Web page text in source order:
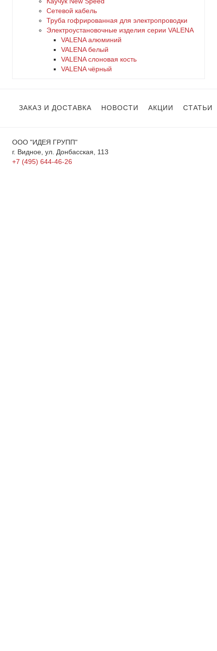
Сетевой кабель
Труба гофрированная для электропроводки
Электроустановочные изделия серии VALENA
VALENA алюминий
VALENA белый
VALENA слоновая кость
VALENA чёрный
ЗАКАЗ И ДОСТАВКА НОВОСТИ АКЦИИ СТАТЬИ
ООО "ИДЕЯ ГРУПП"
г. Видное, ул. Донбасская, 113
+7 (495) 644-46-26